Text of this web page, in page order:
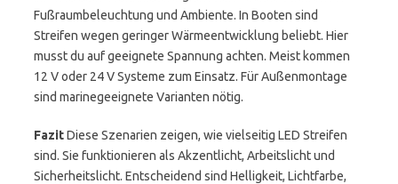
Fußraumbeleuchtung und Ambiente. In Booten sind
Streifen wegen geringer Wärmeentwicklung beliebt. Hier
musst du auf geeignete Spannung achten. Meist kommen
12 V oder 24 V Systeme zum Einsatz. Für Außenmontage
sind marinegeeignete Varianten nötig.
FazitDiese Szenarien zeigen, wie vielseitig LED Streifen
sind. Sie funktionieren als Akzentlicht, Arbeitslicht und
Sicherheitslicht. Entscheidend sind Helligkeit, Lichtfarbe,